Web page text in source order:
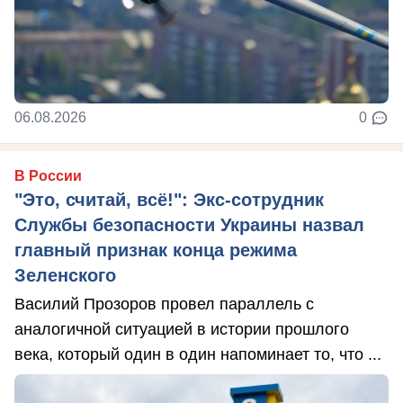
06.08.2026 0
В России
"Это, считай, всё!": Экс-сотрудник
Службы безопасности Украины назвал
главный признак конца режима
Зеленского
Василий Прозоров провел параллель с
аналогичной ситуацией в истории прошлого
века, который один в один напоминает то, что ...